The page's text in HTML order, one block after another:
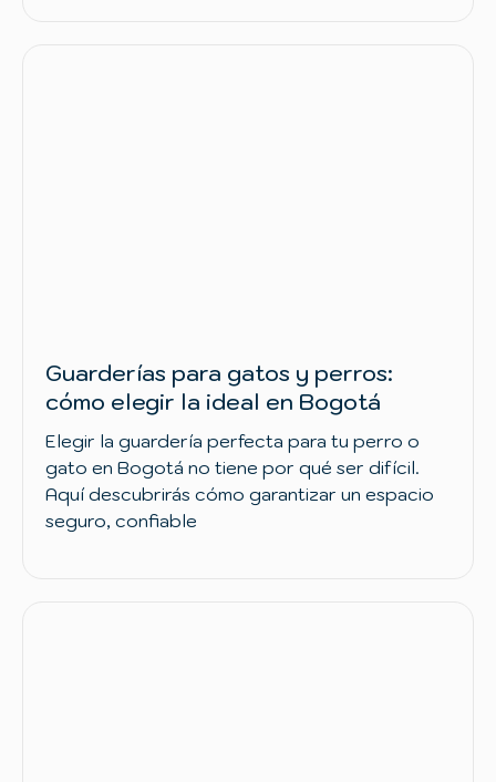
Guarderías para gatos y perros:
cómo elegir la ideal en Bogotá
Elegir la guardería perfecta para tu perro o
gato en Bogotá no tiene por qué ser difícil.
Aquí descubrirás cómo garantizar un espacio
seguro, confiable